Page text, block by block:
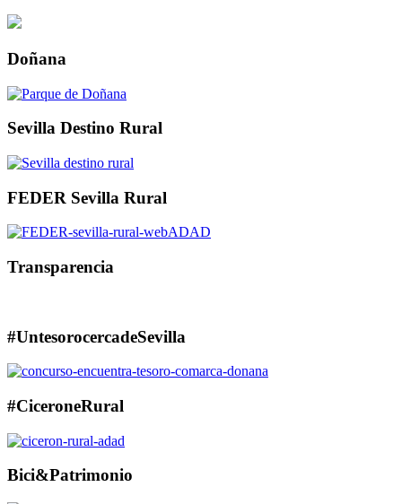
Doñana
Sevilla Destino Rural
FEDER Sevilla Rural
Transparencia
#UntesorocercadeSevilla
#CiceroneRural
Bici&Patrimonio